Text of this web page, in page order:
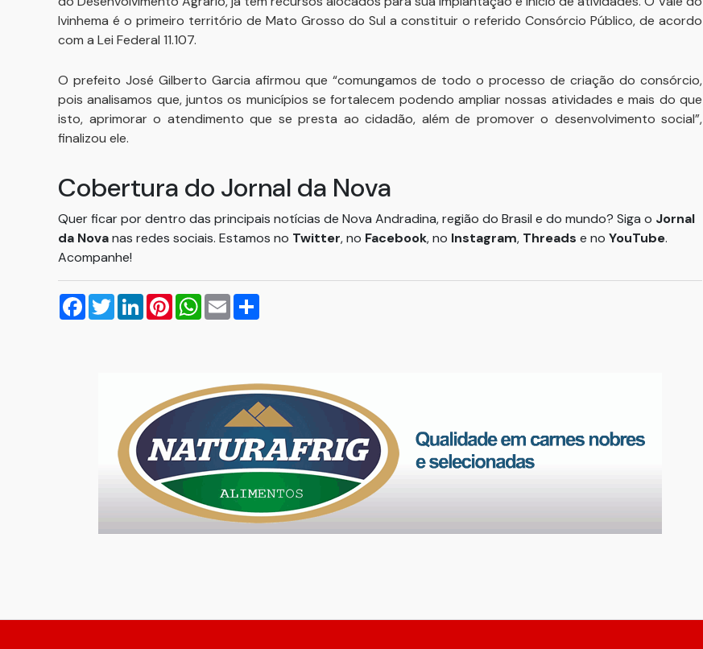
Ivinhema é o primeiro território de Mato Grosso do Sul a constituir o referido Consórcio Público, de acordo
com a Lei Federal 11.107.
O prefeito José Gilberto Garcia afirmou que “comungamos de todo o processo de criação do consórcio,
pois analisamos que, juntos os municípios se fortalecem podendo ampliar nossas atividades e mais do que
isto, aprimorar o atendimento que se presta ao cidadão, além de promover o desenvolvimento social”,
finalizou ele.
Cobertura do Jornal da Nova
Quer ficar por dentro das principais notícias de Nova Andradina, região do Brasil e do mundo? Siga o Jornal
da Novanas redes sociais. Estamos no Twitter, no Facebook, no Instagram, Threads e no YouTube.
Acompanhe!
Facebook
TwitterLinkedInPinterestWhatsApp
Email